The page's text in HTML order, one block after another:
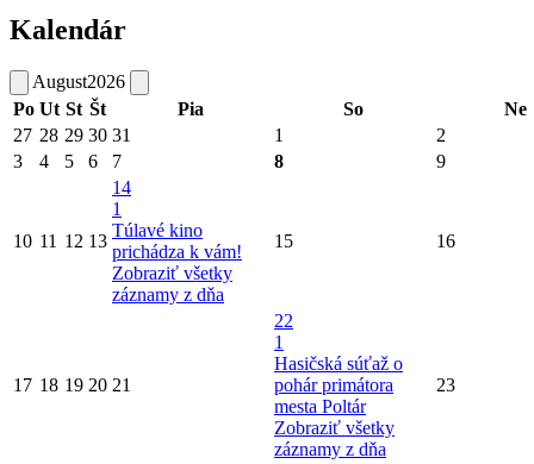
Kalendár
August2026
Po Ut St Št Pia So
Ne
27 28 29 30 31 1
2
3
4 5 6 7 8 9
10 11 12 13
14
1
Túlavé kino
prichádza k vám!
Zobraziť všetky
záznamy z dňa
15 16
17 18 19 20 21
22
1
Hasičská súťaž o
pohár primátora
mesta Poltár
Zobraziť všetky
záznamy z dňa
23